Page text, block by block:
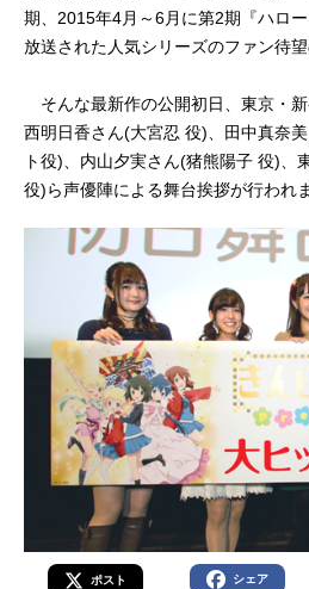
期、2015年4月～6月に第2期『ハロ
放送された人気シリーズのファン待望
そんな最新作の公開初日、東京・新
西明日香さん(大宮忍 役)、田中真奈
ト役)、内山夕実さん(猪熊陽子 役)、
役)ら声優陣による舞台挨拶が行われ
ポスト シェア